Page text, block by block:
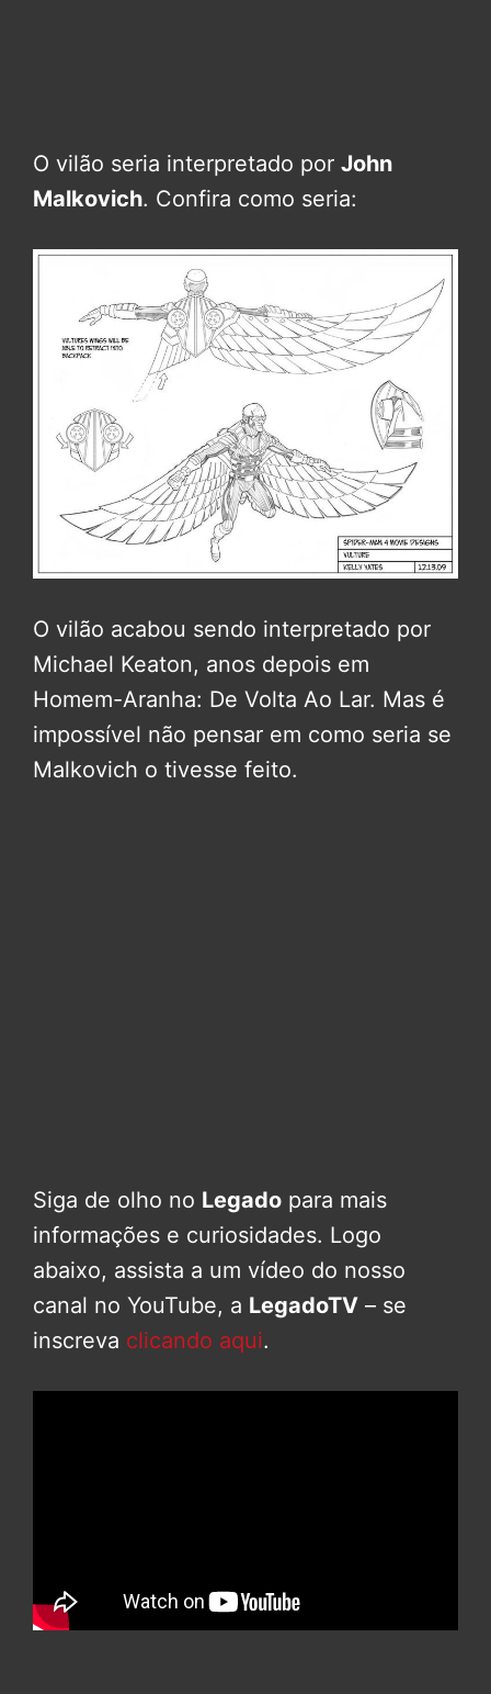
O vilão seria interpretado por John
Malkovich. Confira como seria:
O vilão acabou sendo interpretado por
Michael Keaton, anos depois em
Homem-Aranha: De Volta Ao Lar. Mas é
impossível não pensar em como seria se
Malkovich o tivesse feito.
Siga de olho no Legado para mais
informações e curiosidades. Logo
abaixo, assista a um vídeo do nosso
canal no YouTube, a LegadoTV – se
inscreva clicando aqui.